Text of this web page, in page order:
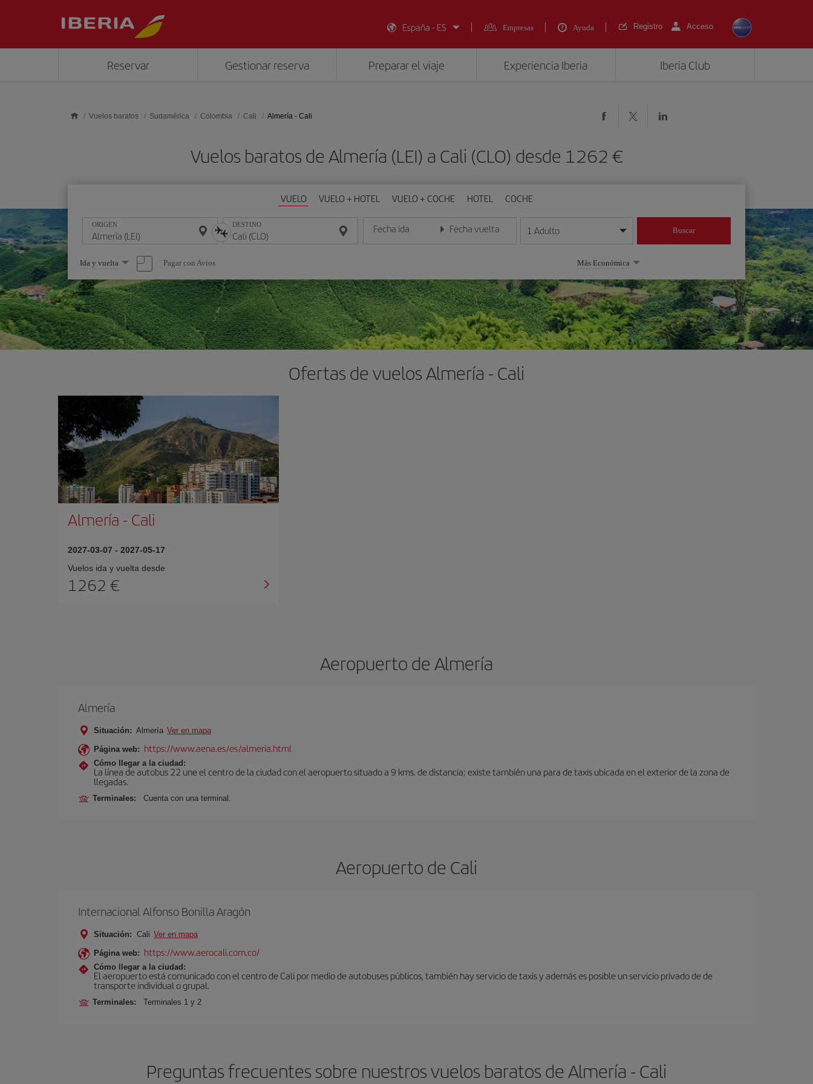
España - ES
Empresas Ayuda Registro Acceso
Reservar Gestionar reserva Preparar el viaje Experiencia Iberia Iberia Club
Vuelos baratos Sudamérica Colombia Cali Almería - Cali
Vuelos baratos de Almería (LEI) a Cali (CLO) desde 1262 €
VUELO VUELO + HOTEL VUELO + COCHE HOTEL COCHE
ORIGEN DESTINO Fecha ida
Introduce la fecha en formato día/mes/año
Fecha vuelta
Introduce la fecha en formato día/mes/año
1 Adulto Buscar
Seleccione
una
opción
Ida y vuelta Pagar con Avios Más Económica
Ofertas de vuelos Almería - Cali
Almería - Cali
2027-03-07 - 2027-05-17
Vuelos ida y vuelta desde
1262 €
Aeropuerto de Almería
Almería
Situación: Almería Ver en mapa
Página web: https://www.aena.es/es/almeria.html
Cómo llegar a la ciudad:
La línea de autobus 22 une el centro de la ciudad con el aeropuerto situado a 9 kms. de distancia; existe también una para de taxis ubicada en el exterior de la zona de
llegadas.
Terminales: Cuenta con una terminal.
Aeropuerto de Cali
Internacional Alfonso Bonilla Aragón
Situación: Cali Ver en mapa
Página web: https://www.aerocali.com.co/
Cómo llegar a la ciudad:
El aeropuerto está comunicado con el centro de Cali por medio de autobuses públicos, también hay servicio de taxis y además es posible un servicio privado de de
transporte individual o grupal.
Terminales: Terminales 1 y 2
Preguntas frecuentes sobre nuestros vuelos baratos de Almería - Cali